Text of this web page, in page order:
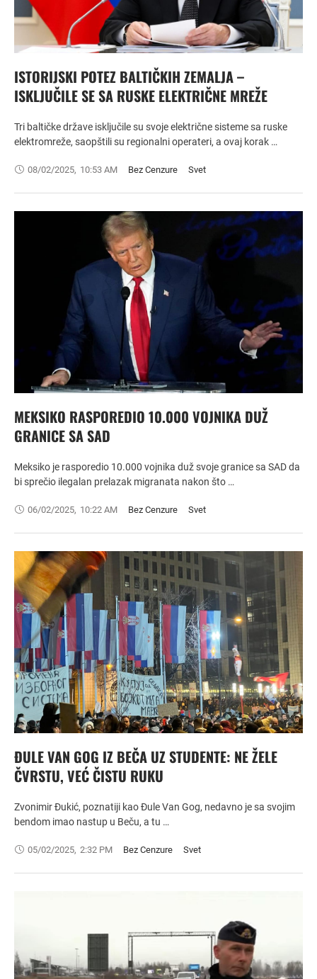
ISTORIJSKI POTEZ BALTIČKIH ZEMALJA –
ISKLJUČILE SE SA RUSKE ELEKTRIČNE MREŽE
Tri baltičke države isključile su svoje električne sisteme sa ruske
elektromreže, saopštili su regionalni operateri, a ovaj korak …
08/02/2025, 10:53 AM Bez Cenzure Svet
MEKSIKO RASPOREDIO 10.000 VOJNIKA DUŽ
GRANICE SA SAD
Meksiko je rasporedio 10.000 vojnika duž svoje granice sa SAD da
bi sprečio ilegalan prelazak migranata nakon što …
06/02/2025, 10:22 AM Bez Cenzure Svet
ĐULE VAN GOG IZ BEČA UZ STUDENTE: NE ŽELE
ČVRSTU, VEĆ ČISTU RUKU
Zvonimir Đukić, poznatiji kao Đule Van Gog, nedavno je sa svojim
bendom imao nastup u Beču, a tu …
05/02/2025, 2:32 PM Bez Cenzure Svet